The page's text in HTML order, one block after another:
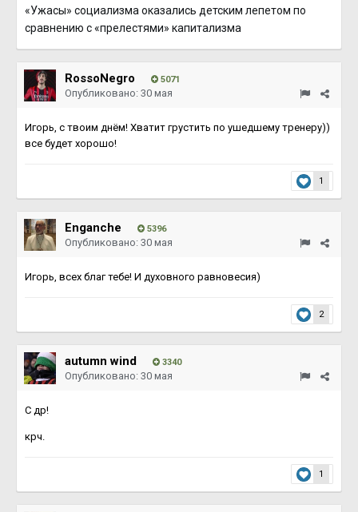
«Ужасы» социализма оказались детским лепетом по
сравнению с «прелестями» капитализма
RossoNegro 5071
Опубликовано: 30 мая
Игорь, с твоим днём! Хватит грустить по ушедшему тренеру))
все будет хорошо!
1
Enganche 5396
Опубликовано: 30 мая
Игорь, всех благ тебе! И духовного равновесия)
2
autumn wind 3340
Опубликовано: 30 мая
С др!
крч.
1